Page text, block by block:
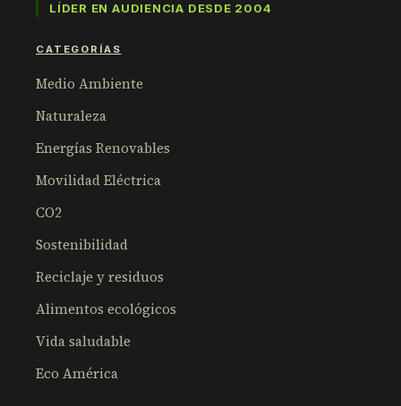
LÍDER EN AUDIENCIA DESDE 2004
CATEGORÍAS
Medio Ambiente
Naturaleza
Energías Renovables
Movilidad Eléctrica
CO2
Sostenibilidad
Reciclaje y residuos
Alimentos ecológicos
Vida saludable
Eco América